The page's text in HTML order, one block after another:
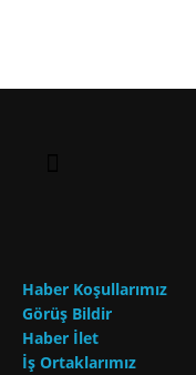
Haber Koşullarımız
Görüş Bildir
Haber İlet
İş Ortaklarımız